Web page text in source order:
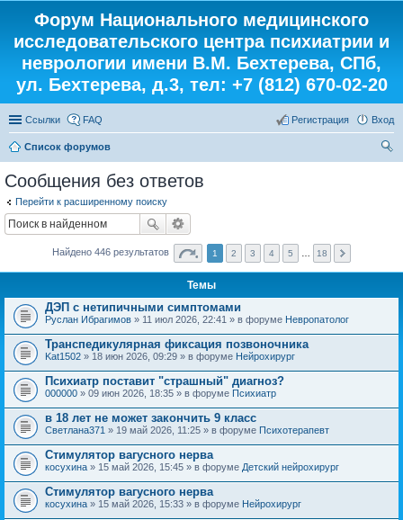
Форум Национального медицинского
исследовательского центра психиатрии и
неврологии имени В.М. Бехтерева, СПб,
ул. Бехтерева, д.3, тел: +7 (812) 670-02-20
Ссылки FAQ Вход
Регистрация
Список форумов
Сообщения без ответов
Перейти к расширенному поиску
Найдено 446 результатов 1 2 3 4 5 18
Темы
ДЭП с нетипичными симптомами
Руслан Ибрагимов » 11 июл 2026, 22:41 » в форуме Невропатолог
Транспедикулярная фиксация позвоночника
Kat1502 » 18 июн 2026, 09:29 » в форуме Нейрохирург
Психиатр поставит "страшный" диагноз?
000000 » 09 июн 2026, 18:35 » в форуме Психиатр
в 18 лет не может закончить 9 класс
Светлана371 » 19 май 2026, 11:25 » в форуме Психотерапевт
Стимулятор вагусного нерва
косухина » 15 май 2026, 15:45 » в форуме Детский нейрохирург
Стимулятор вагусного нерва
косухина » 15 май 2026, 15:33 » в форуме Нейрохирург